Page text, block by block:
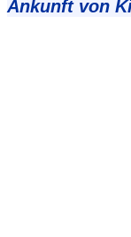
Ankunft von